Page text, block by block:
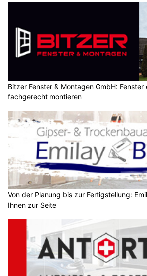
Bitzer Fenster & Montagen GmbH: Fenster
fachgerecht montieren
Von der Planung bis zur Fertigstellung:
Ihnen zur Seite